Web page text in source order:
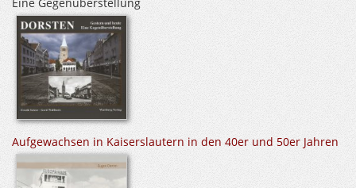
Aufgewachsen in Kaiserslautern in den 40er und 50er Jahren